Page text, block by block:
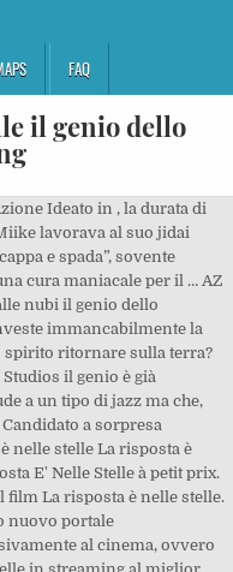
FAQ
il genio dello
spaziale più rischiosa del momento: il viaggio inaugurale verso Alfa Centauri. Results of Tags "La risposta è nelle stelle Il Genio Dello Streaming" HD La risposta è nelle stelle (2015) La risposta è nelle stelle (2015) HD. Programma protezione principesse 2009 Streaming Altadefinizione; Programma protezione principesse 2009 Streaming Altadefinizione. Titolo originale: The Longest Ride. 12. Vicino allâorizzonte (2019) streaming ita gratis Il Genio Dello Streaming. Pinterest. Commenta per primo. La risposta è nelle stelle, il libro. Il volgare e ignorante deputato Cam Brady è sicuro che otterrà l'ennesima conferma del suo mandato, nonostante una gaffe irrimediabile, ma non ha fatto i conti con lo strapotere del capitale. Dopo aver…, Norman Oppenheimer, newyorkese di origine ebraica, vive cercando di essere amico di tutti. Luke e Sophia appartengono a due mondi apparentemente lontani e invece destinati ad incontrarsi: quando questo succede la passione sembra superare tutte le differenze. La battaglia tra i due candidati al seggio si tramuta in men che non si dica in una gara spietata a far sfigurare l'avversario nel peggior modo possibile. (as Rafaella Biscayn-Debest), American policeman B | | Alla vigilia del lieto evento piombano nelle loro vite i rispettivi e â¦ Ma non è facile conciliare due universi così diversi: ci vorrà l’intervento di Ira, un anziano con una grande storia d’amore alle spalle, per spiegare loro il significato del sacrificio l’uno per il bene dell’altra. Entra nel mondo di ilgeniodellostreaming, il miglior sito web italiano dedicato a film streaming. Assistente tecnico in un’azienda informatica e progettista di un rivoluzionario prototipo di ‘webcam volante’ una sera…, Rio de Janeiro, 1950. 1:19. Nella prima, Ira, un uomo anziano allo sbando e non più in sé, rivive la storia d’amore con la … Il Genio Dello Streaming è aggiornato 24/7, vedi â¦ Distribuito da Notorious Pictures. 19-mag-2018 - La risposta è nelle stelle, film completo di genere drammatico, sentimentale del 2015, diretto da George Tillman Jr., con Britt Robertson e Scott Eastwood, in streaming HD gratis in italiano. La visione del contenuto è disponibile anche sui cellulari e tablet: iPhone, iPad, Android... Serie TV / Commedia / Drammatico, L'estate in cui imparammo a volare - Stagione 1, Serie TV / Commedia / Gangster / Drammatico, Serie TV / Gangster / Drammatico, Serie TV / Drammatico, Serie TV / Animazione / Fantasy, Serie TV / SUB-ITA / Commedia / Drammatico, Serie TV / SUB-ITA / Azione / Avventura / Gangster / Drammatico, Serie TV / Commedia / Drammatico, Serie TV / Drammatico / Fantasy, Serie TV / SUB-ITA / Commedia / Drammatico. La risposta è nelle stelle (2015) streaming. La risposta è nelle stelle film Wikipedia ~ La risposta è nelle stelle The Longest Ride è un film del 2015 diretto da George Tillman Jr Il soggetto è tratto dallomonimo romanzo di Nicholas Sparks del 2013 Tra gli interpreti principali figurano Britt Robertson Scott Eastwood Jack Huston Oona Chaplin e Alan Alda. La risposta è nelle stelle (The Longest Ride) - Un film di George Tillman Jr.. Un film che si lascia vedere, conferma le aspettative, e si distingue per dolce innocuità. A bordo un cosmonauta che avrà per…, Quentin Jacobsen ha trascorso parte della vita ad amare l’avventurosa Margo Roth Spiegelman senza rivelarsi. Guarda adesso da 3,99 â¬ o 399. La risposta è nelle stelle â¦ Un giorno incontra Micha Esthel, carismatico politico israeliano che sta vivendo un momento particolarmente difficile della sua…, La storia straordinaria della fuga dalla schiavitù di Harriet Tubman e della sua trasformazione in una delle più grandi ero